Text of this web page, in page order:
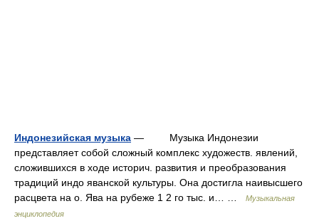
Индонезийская музыка — Музыка Индонезии
представляет собой сложный комплекс художеств. явлений,
сложившихся в ходе историч. развития и преобразования
традиций индо яванской культуры. Она достигла наивысшего
расцвета на о. Ява на рубеже 1 2 го тыс. и… …
Музыкальная
энциклопедия